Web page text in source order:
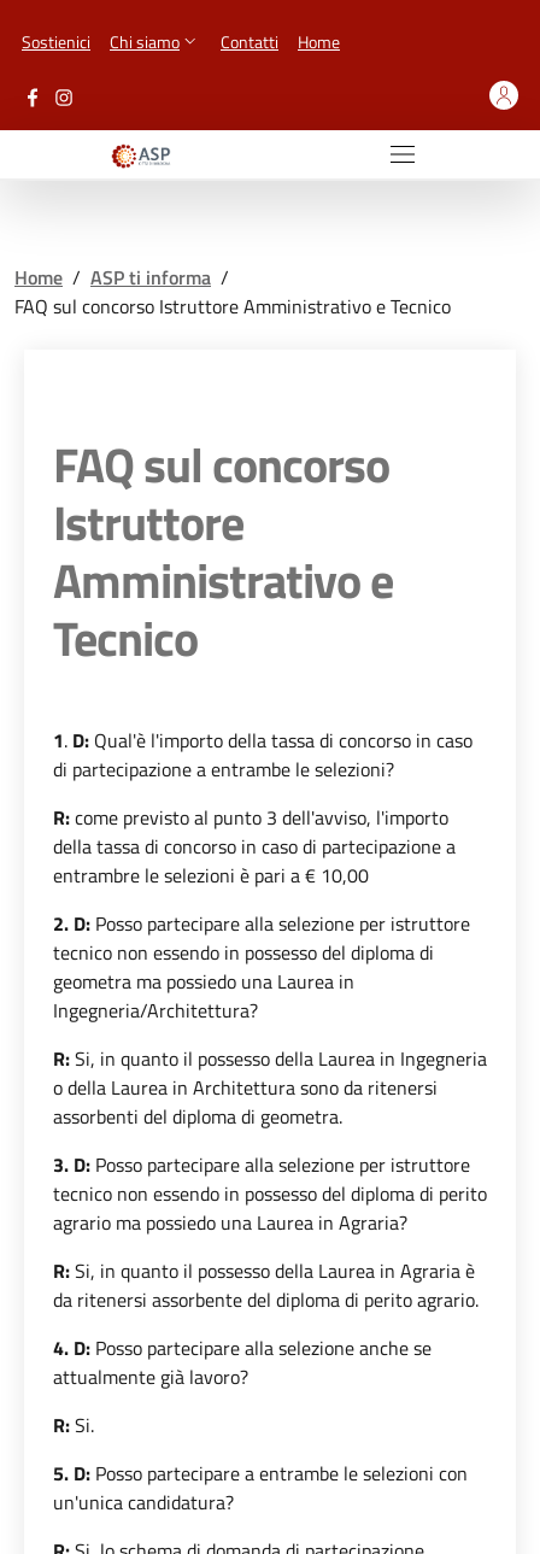
Sostienici Chi siamo Contatti Home
Home / ASP ti informa /
FAQ sul concorso Istruttore Amministrativo e Tecnico
FAQ sul concorso
Istruttore
Amministrativo e
Tecnico
1. D: Qual'è l'importo della tassa di concorso in caso
di partecipazione a entrambe le selezioni?
R:come previsto al punto 3 dell'avviso, l'importo
della tassa di concorso in caso di partecipazione a
entrambre le selezioni è pari a € 10,00
2. D: Posso partecipare alla selezione per istruttore
tecnico non essendo in possesso del diploma di
geometra ma possiedo una Laurea in
Ingegneria/Architettura?
R:Si, in quanto il possesso della Laurea in Ingegneria
o della Laurea in Architettura sono da ritenersi
assorbenti del diploma di geometra.
3. D: Posso partecipare alla selezione per istruttore
tecnico non essendo in possesso del diploma di perito
agrario ma possiedo una Laurea in Agraria?
R:Si, in quanto il possesso della Laurea in Agraria è
da ritenersi assorbente del diploma di perito agrario.
4. D: Posso partecipare alla selezione anche se
attualmente già lavoro?
R:Si.
5. D: Posso partecipare a entrambe le selezioni con
un'unica candidatura?